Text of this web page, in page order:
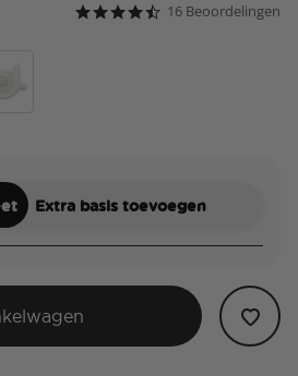
5 van 5 klantbeoordeling
4.3 star rating16 Beoordelingen
Extra basis toevoegen